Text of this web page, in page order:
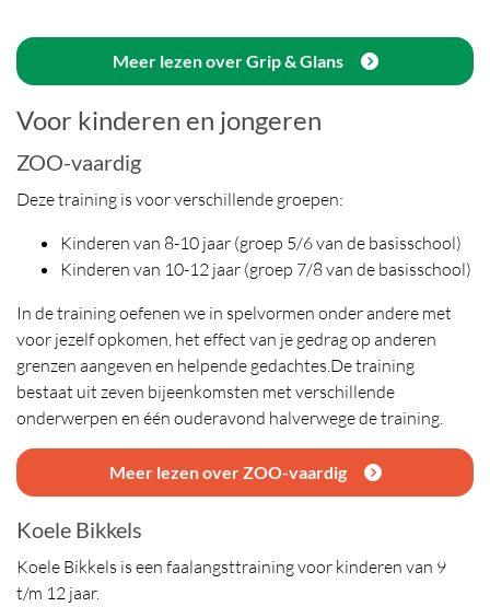
Meer lezen over Grip & Glans
Voor kinderen en jongeren
ZOO-vaardig
Deze training is voor verschillende groepen:
Kinderen van 8-10 jaar (groep 5/6 van de basisschool)
Kinderen van 10-12 jaar (groep 7/8 van de basisschool)
In de training oefenen we in spelvormen onder andere met
voor jezelf opkomen, het effect van je gedrag op anderen
grenzen aangeven en helpende gedachtes. De training
bestaat uit zeven bijeenkomsten met verschillende
onderwerpen en één ouderavond halverwege de training.
Meer lezen over ZOO-vaardig
Koele Bikkels
Koele Bikkels is een faalangsttraining voor kinderen van 9
t/m 12 jaar.